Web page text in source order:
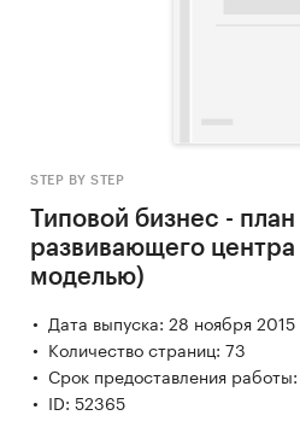
STEP BY STEP
Типовой бизнес -
развивающего
моделью)
Дата выпуска: 28 ноября 2015
Количество страниц: 73
Срок предоставления работы:
ID: 52365